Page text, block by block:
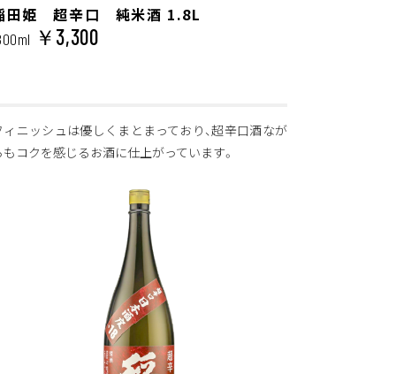
田姫 超辛口 純米酒 1.8L
￥3,300
ィニッシュは優しくまとまっており、超辛口酒なが
もコクを感じるお酒に仕上がっています。